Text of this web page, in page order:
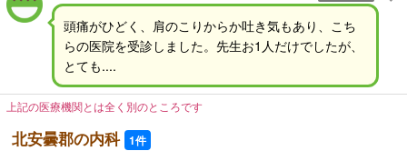
頭痛がひどく、肩のこりからか吐き気もあり、こち
らの医院を受診しました。先生お1人だけでしたが、
とても....
上記の医療機関とは全く別のところです
北安曇郡の内科 1件